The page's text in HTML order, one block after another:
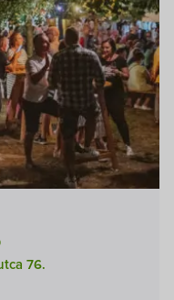
76.